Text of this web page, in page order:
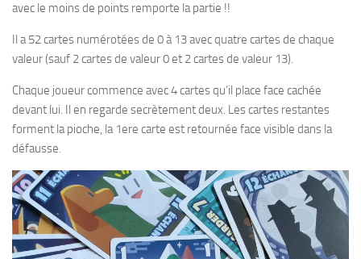
avec le moins de points remporte la partie !!
Il a 52 cartes numérotées de 0 à 13 avec quatre cartes de chaque
valeur (sauf 2 cartes de valeur 0 et 2 cartes de valeur 13).
Chaque joueur commence avec 4 cartes qu’il place face cachée
devant lui. Il en regarde secrètement deux. Les cartes restantes
forment la pioche, la 1ere carte est retournée face visible dans la
défausse.